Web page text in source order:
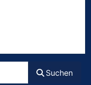
Suchen